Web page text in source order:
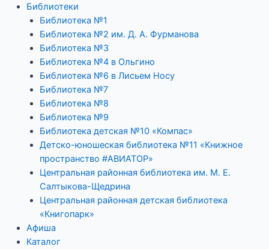
Библиотеки
Библиотека №1
Библиотека №2 им. Д. А. Фурманова
Библиотека №3
Библиотека №4 в Ольгино
Библиотека №6 в Лисьем Носу
Библиотека №7
Библиотека №8
Библиотека №9
Библиотека детская №10 «Компас»
Детско-юношеская библиотека №11 «Книжное
пространство #АВИАТОР»
Центральная районная библиотека им. М. Е.
Салтыкова-Щедрина
Центральная районная детская библиотека
«Книгопарк»
Афиша
Каталог